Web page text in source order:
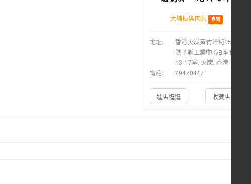
大埔振興肉丸 自營
地址:
香港火炭黃竹洋街15-21
號華聯工業中心B座14樓
13-17室, 火炭, 香港
電話:
29470447
進店逛逛 收藏店鋪